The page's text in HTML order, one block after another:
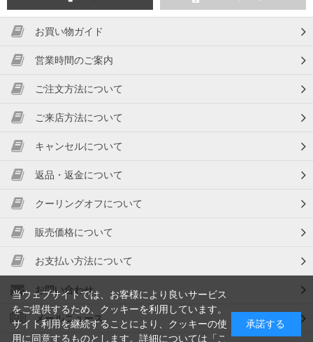
お買い物ガイド
営業時間のご案内
ご注文方法について
ご来店方法について
キャンセルについて
返品・返金について
クーリングオフについて
販売価格について
お支払い方法について
お問い合わせ
メールニュース
当ウェブサイトでは、お客様により良いサービス
をご提供するため、クッキーを利用しています。
サイト利用を継続することにより、クッキーの使
用に同意するものとします。詳細については「 こ
承諾する